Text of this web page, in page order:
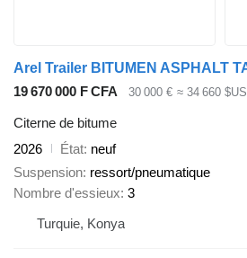
19 670 000 F CFA 30 000 € ≈ 34 660 $US
Citerne de bitume
2026
État neuf
Suspension ressort/pneumatique
Nombre d'essieux 3
Turquie, Konya